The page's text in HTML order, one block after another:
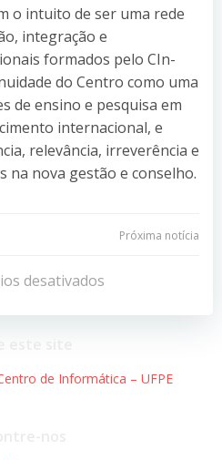
o intuito de ser uma rede
integração e
formados pelo CIn-
do Centro como uma
de ensino e pesquisa em
internacional, e
relevância, irreverência e
na nova gestão e conselho.
Navegação
de
Post
Próxima notícia
desativados
de Informática – UFPE